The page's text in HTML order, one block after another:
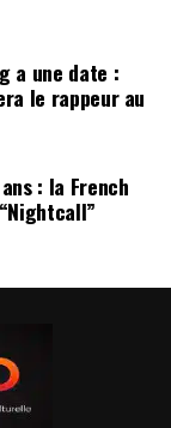
a une date :
le rappeur au
: la French